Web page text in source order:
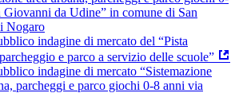
Giovanni da Udine” in comune di San
Nogaro
indagine di mercato del “Pista
e parco a servizio delle scuole”
indagine di mercato “Sistemazione
parcheggi e parco giochi 0-8 anni via